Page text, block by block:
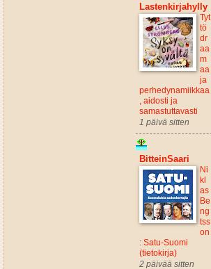
Lastenkirjahylly
Tyt
tö
dr
aa
m
aa
ja
perhedynamiikkaa
, aidosti ja
samastuttavasti
1 päivä sitten
BitteinSaari
Ni
kl
as
Be
ng
tss
on
: Satu-Suomi
(tietokirja)
2 päivää sitten